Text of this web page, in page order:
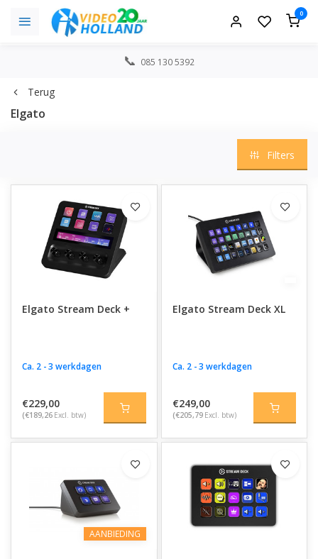
0
085 130 5392
Terug
Elgato
Filters
Elgato Stream Deck +
Ca. 2 - 3 werkdagen
€229,00
(€189,26 Excl. btw)
Elgato Stream Deck XL
Ca. 2 - 3 werkdagen
€249,00
(€205,79 Excl. btw)
AANBIEDING